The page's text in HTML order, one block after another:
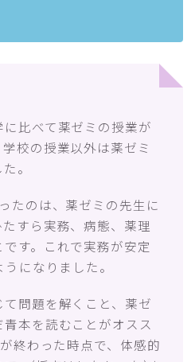
比べて薬ゼミの授業が
校の授業以外は薬ゼミ
。
たのは、薬ゼミの先生に
すら実務、病態、薬理
す。これで実務が安定
になりました。
問題を解くこと、薬ゼ
本を読むことがオスス
終わった時点で、体感的